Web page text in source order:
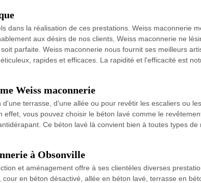
dans la réalisation de ces prestations. Weiss maconnerie
aux désirs de nos clients, Weiss maconnerie ne
parfaite. Weiss maconnerie nous fournit ses meilleurs
rapides et efficaces. La rapidité et l'efficacité est
Weiss maconnerie
terrasse, d'une allée ou pour revêtir les escaliers ou
vous pouvez choisir le béton lavé comme le
Ce béton lavé là convient bien à toutes types
à Obsonville
et aménagement offre à ses clientèles diverses
en béton désactivé, allée en béton lavé, terrasse en